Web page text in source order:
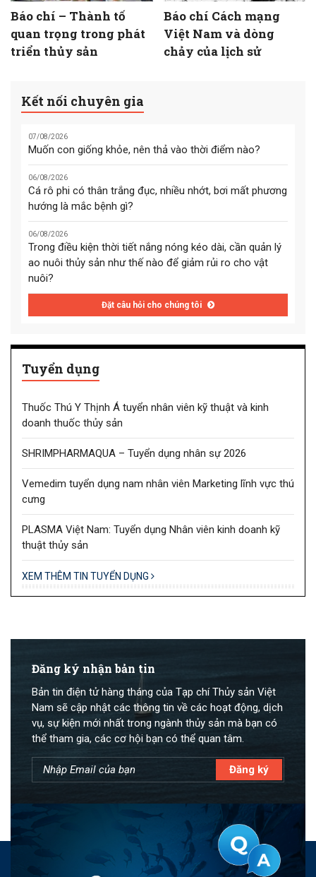
Báo chí – Thành tố
quan trọng trong phát
triển thủy sản
Báo chí Cách mạng
Việt Nam và dòng
chảy của lịch sử
Kết nối chuyên gia
07/08/2026
Muốn con giống khỏe, nên thả vào thời điểm nào?
06/08/2026
Cá rô phi có thân trắng đục, nhiều nhớt, bơi mất phương
hướng là mắc bệnh gì?
06/08/2026
Trong điều kiện thời tiết nắng nóng kéo dài, cần quản lý
ao nuôi thủy sản như thế nào để giảm rủi ro cho vật
nuôi?
Đặt câu hỏi cho chúng tôi
Tuyển dụng
Thuốc Thú Y Thịnh Á tuyển nhân viên kỹ thuật và kinh
doanh thuốc thủy sản
SHRIMPHARMAQUA – Tuyển dụng nhân sự 2026
Vemedim tuyển dụng nam nhân viên Marketing lĩnh vực thú
cưng
PLASMA Việt Nam: Tuyển dụng Nhân viên kinh doanh kỹ
thuật thủy sản
XEM THÊM TIN TUYỂN DỤNG
Đăng ký nhận bản tin
Bản tin điện tử hàng tháng của Tạp chí Thủy sản Việt
Nam sẽ cập nhật các thông tin về các hoạt động, dịch
vụ, sự kiện mới nhất trong ngành thủy sản mà bạn có
thể tham gia, các cơ hội bạn có thể quan tâm.